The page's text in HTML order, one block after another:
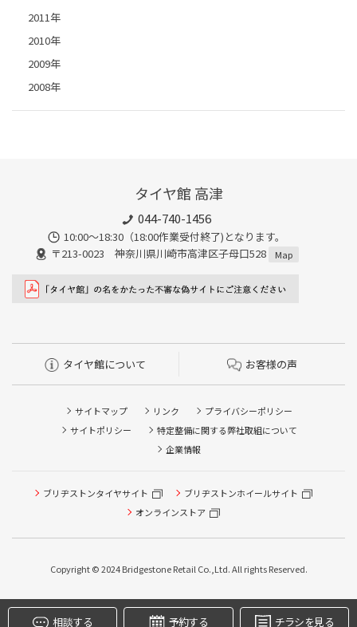
2011年
2010年
2009年
2008年
タイヤ館 高津
044-740-1456
10:00～18:30（18:00作業受付終了)となります。
〒213-0023 神奈川県川崎市高津区子母口528
Map
タイヤ館について お客様の声
サイトマップ リンク
プライバシーポリシー
サイトポリシー
特定整備に関する弊社取組について
企業情報
ブリヂストンタイヤサイト
ブリヂストンホイールサイト
オンラインストア
Copyright © 2024 Bridgestone Retail Co.,Ltd. All rights Reserved.
相談する 予約する チラシを見る
タイヤ点検・安全点検/タイヤ履き替え/オイル交換/その他
ピット作業の予約
本日のタイヤ履き替え順番待ち予約 ※クローク契約会員の